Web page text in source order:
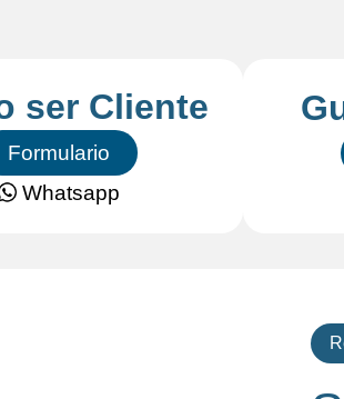
ser Cliente
Formulario
Whatsapp